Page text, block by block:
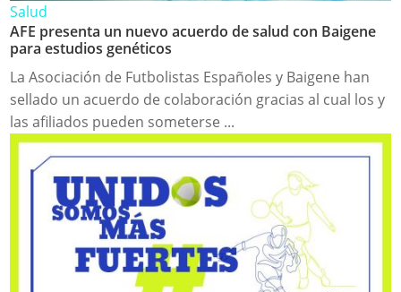
Salud
AFE presenta un nuevo acuerdo de salud con Baigene
para estudios genéticos
La Asociación de Futbolistas Españoles y Baigene han
sellado un acuerdo de colaboración gracias al cual los y
las afiliados pueden someterse ...